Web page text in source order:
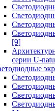
[9]
серии U-